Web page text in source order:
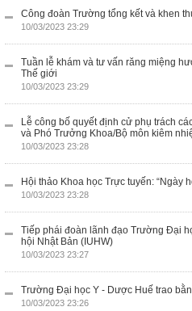
Công đoàn Trường tổng kết và khen
10/03/2023 23:29
Tuần lễ khám và tư vấn răng miệng
Thế giới
10/03/2023 23:29
Lễ công bố quyết định cử phụ trách
và Phó Trưởng Khoa/Bộ môn kiêm
10/03/2023 23:28
Hội thảo Khoa học Trực tuyến: “Ngày
10/03/2023 23:28
Tiếp phái đoàn lãnh đạo Trường Đại
hội Nhật Bản (IUHW)
10/03/2023 23:27
Trường Đại học Y - Dược Huế trao
10/03/2023 23:26